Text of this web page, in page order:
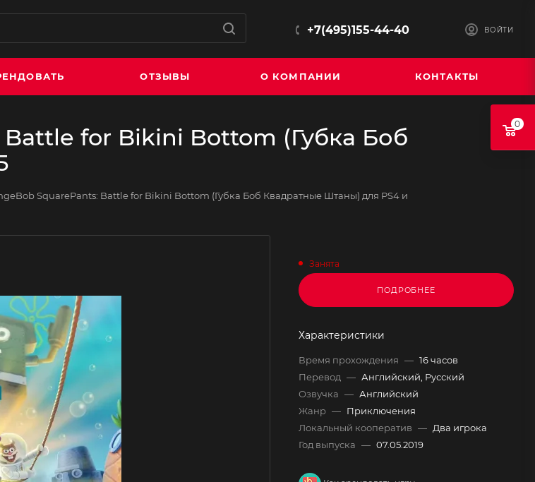
ВОЙТИ
+7(495)155-44-40
ОТЗЫВЫ О КОМПАНИИ КОНТАКТЫ
for Bikini Bottom (Губка Боб
SquarePants: Battle for Bikini Bottom (Губка Боб Квадратные Штаны) для PS4 и
Занята
ПОДРОБНЕЕ
Характеристики
Время прохождения — 16 часов
Перевод — Английский, Русский
Озвучка — Английский
Жанр — Приключения
Локальный кооператив — Два игрока
Год выпуска — 07.05.2019
0